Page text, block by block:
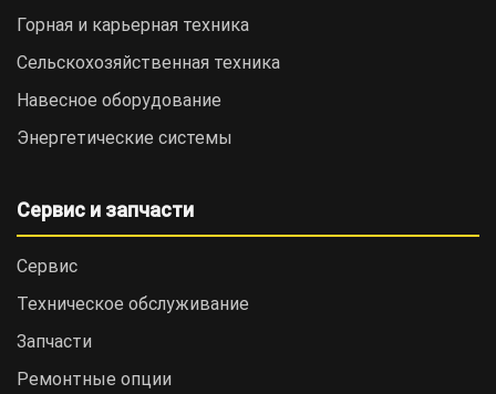
Горная и карьерная техника
Сельскохозяйственная техника
Навесное оборудование
Энергетические системы
Сервис и запчасти
Сервис
Техническое обслуживание
Запчасти
Ремонтные опции